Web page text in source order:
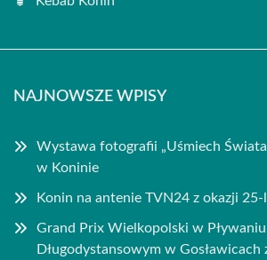
NAJNOWSZE WPISY
Wystawa fotografii „Uśmiech
w Koninie
Konin na antenie TVN24 z okazji
Grand Prix Wielkopolski w Pływaniu
Długodystansowym w Gosławicach